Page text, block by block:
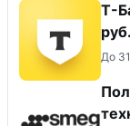
Т-
До